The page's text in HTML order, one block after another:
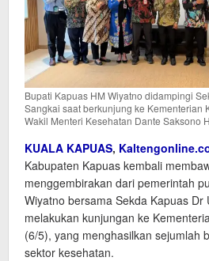
Bupati Kapuas HM Wiyatno didampingi
Sangkai saat berkunjung ke Kementerian
Wakil Menteri Kesehatan Dante Saksono
KUALA KAPUAS,
Kabupaten Kapuas kembali
menggembirakan dari pemerintah
Wiyatno bersama Sekda Kapuas Dr
melakukan kunjungan ke
(6/5), yang menghasilkan sejumlah
sektor kesehatan.